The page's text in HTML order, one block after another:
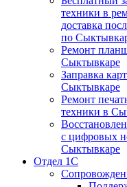
техники в
доставка
по
Ремонт
Сыктывкаре
Заправка
Сыктывкаре
Ремонт
техники в
с цифровых
Сыктывкаре
Отдел 1С